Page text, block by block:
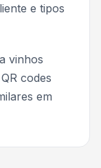
e tipos
vinhos
codes
em